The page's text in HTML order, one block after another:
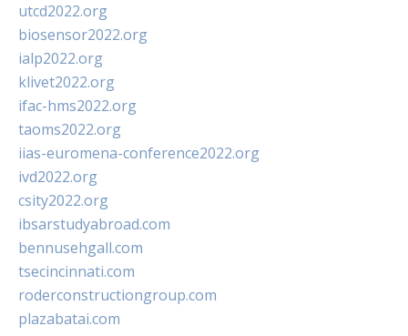
utcd2022.org
biosensor2022.org
ialp2022.org
klivet2022.org
ifac-hms2022.org
taoms2022.org
iias-euromena-conference2022.org
ivd2022.org
csity2022.org
ibsarstudyabroad.com
bennusehgall.com
tsecincinnati.com
roderconstructiongroup.com
plazabatai.com